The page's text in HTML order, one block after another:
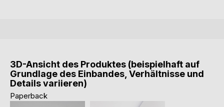
3D-Ansicht des Produktes (beispielhaft auf
Grundlage des Einbandes, Verhältnisse und
Details variieren)
Paperback